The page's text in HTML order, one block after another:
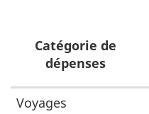
Dépenses
Catégorie de
dépenses
Voyages